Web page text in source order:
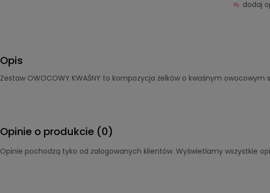
dodaj
Opis
Zestaw OWOCOWY KWAŚNY to kompozycja żelków o kwaśnym owocowym
Opinie o produkcie (0)
Opinie pochodzą tyko od zalogowanych klientów. Wyświetlamy wszystkie